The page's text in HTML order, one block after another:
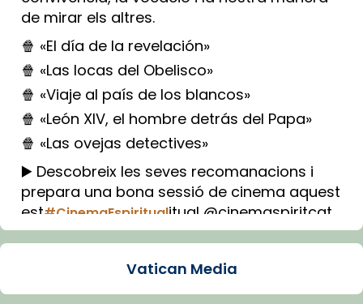
de mirar els altres.
🍿 «El día de la revelación»
🍿 «Las locas del Obelisco»
🍿 «Viaje al país de los blancos»
🍿 «León XIV, el hombre detrás del Papa»
🍿 «Las ovejas detectives»
▶️ Descobreix les seves recomanacions i
prepara una bona sessió de cinema aquest
est#CinemaEspiritualitual @cinemaspiritcat
Imatge: Generada amb IA (OpenAI)
Vatican Media